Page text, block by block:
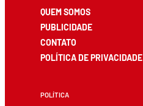
QUEM SOMOS
PUBLICIDADE
CONTATO
POLÍTICA DE PRIVACIDADE
POLÍTICA